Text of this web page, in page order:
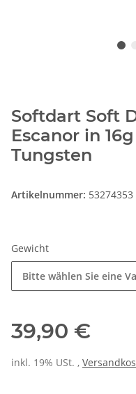
Softdart Soft
Escanor in
Tungsten
Artikelnummer: 53274353
Gewicht
Bitte wählen Sie eine
39,90 €
inkl. 19% USt. ,